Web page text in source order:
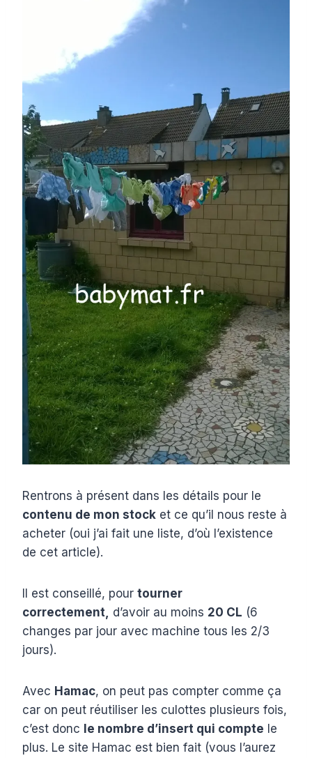
Rentrons à présent dans les détails pour le
contenu de mon stock et ce qu’il nous reste à
acheter (oui j’ai fait une liste, d’où l’existence
de cet article).
Il est conseillé, pour tourner
correctement,
d’avoir au moins 20 CL (6
changes par jour avec machine tous les 2/3
jours).
Avec Hamac, on peut pas compter comme ça
car on peut réutiliser les culottes plusieurs fois,
c’est donc le nombre d’insert qui compte le
plus. Le site Hamac est bien fait (vous l’aurez